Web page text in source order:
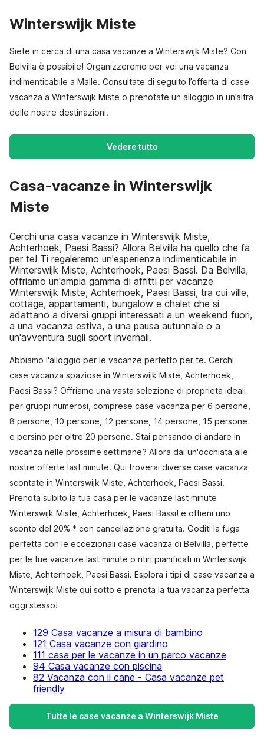
Winterswijk Miste
Siete in cerca di una casa vacanze a Winterswijk Miste? Con
Belvilla è possibile! Organizzeremo per voi una vacanza
indimenticabile a Malle. Consultate di seguito l’offerta di case
vacanza a Winterswijk Miste o prenotate un alloggio in un’altra
delle nostre destinazioni.
Vedere tutto
Casa-vacanze in Winterswijk
Miste
Cerchi una casa vacanze in Winterswijk Miste,
Achterhoek, Paesi Bassi? Allora Belvilla ha quello che fa
per te! Ti regaleremo un'esperienza indimenticabile in
Winterswijk Miste, Achterhoek, Paesi Bassi. Da Belvilla,
offriamo un'ampia gamma di affitti per vacanze
Winterswijk Miste, Achterhoek, Paesi Bassi, tra cui ville,
cottage, appartamenti, bungalow e chalet che si
adattano a diversi gruppi interessati a un weekend fuori,
a una vacanza estiva, a una pausa autunnale o a
un'avventura sugli sport invernali.
Abbiamo l'alloggio per le vacanze perfetto per te. Cerchi
case vacanza spaziose in Winterswijk Miste, Achterhoek,
Paesi Bassi? Offriamo una vasta selezione di proprietà ideali
per gruppi numerosi, comprese case vacanza per 6 persone,
8 persone, 10 persone, 12 persone, 14 persone, 15 persone
e persino per oltre 20 persone. Stai pensando di andare in
vacanza nelle prossime settimane? Allora dai un'occhiata alle
nostre offerte last minute. Qui troverai diverse case vacanza
scontate in Winterswijk Miste, Achterhoek, Paesi Bassi.
Prenota subito la tua casa per le vacanze last minute
Winterswijk Miste, Achterhoek, Paesi Bassi! e ottieni uno
sconto del 20% * con cancellazione gratuita. Goditi la fuga
perfetta con le eccezionali case vacanza di Belvilla, perfette
per le tue vacanze last minute o ritiri pianificati in Winterswijk
Miste, Achterhoek, Paesi Bassi. Esplora i tipi di case vacanza a
Winterswijk Miste qui sotto e prenota la tua vacanza perfetta
oggi stesso!
129 Casa vacanze a misura di bambino
121 Casa vacanze con giardino
111 casa per le vacanze in un parco vacanze
94 Casa vacanze con piscina
82 Vacanza con il cane - Casa vacanze pet
friendly
Tutte le case vacanze a Winterswijk Miste